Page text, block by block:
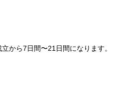
から7日間〜21日間になります。